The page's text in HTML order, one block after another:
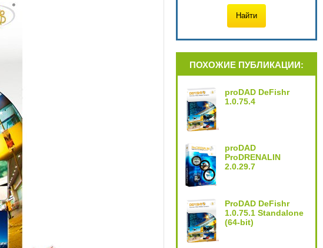
ПОХОЖИЕ ПУБЛИКАЦИИ:
proDAD DeFishr
1.0.75.4
proDAD
ProDRENALIN
2.0.29.7
ProDAD DeFishr
1.0.75.1 Standalone
(64-bit)